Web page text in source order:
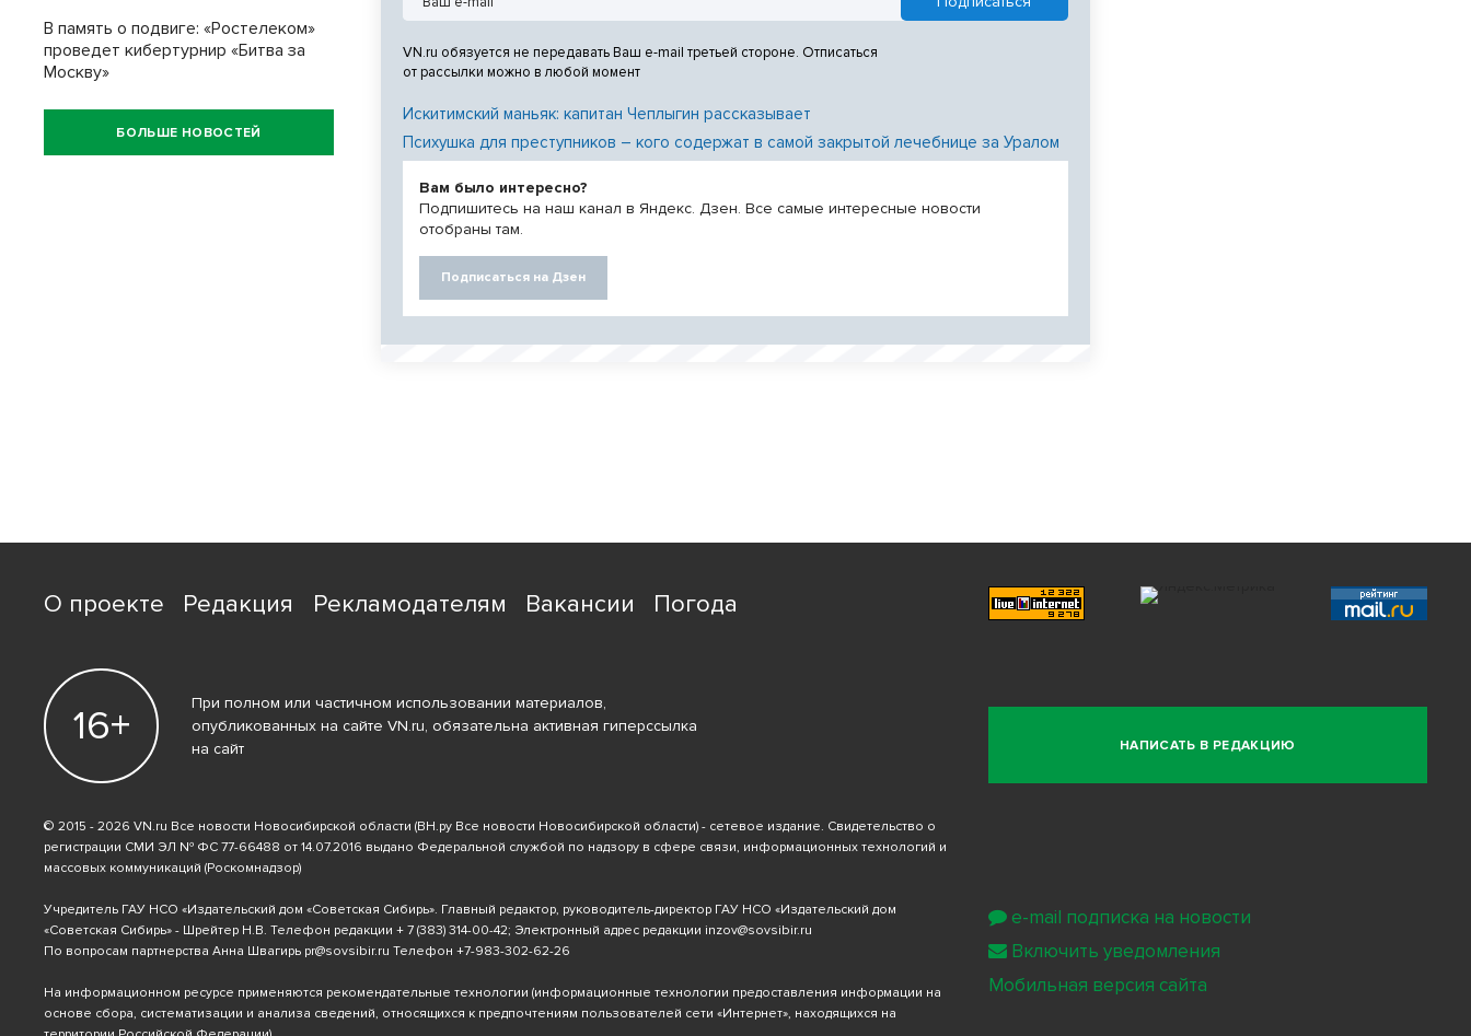
VN.ru обязуется не передавать Ваш e-mail третьей стороне. Отписаться
от рассылки можно в любой момент
Искитимский маньяк: капитан Чеплыгин рассказывает
Психушка для преступников – кого содержат в самой закрытой лечебнице за Уралом
Вам было интересно?
Подпишитесь на наш канал в Яндекс. Дзен. Все самые интересные новости
отобраны там.
Подписаться на Дзен
В память о подвиге: «Ростелеком»
проведет кибертурнир «Битва за
Москву»
БОЛЬШЕ НОВОСТЕЙ
О проекте Редакция Рекламодателям Вакансии Погода
НАПИСАТЬ В РЕДАКЦИЮ
16+
При полном или частичном использовании материалов,
опубликованных на сайте VN.ru, обязательна активная гиперссылка
на сайт
© 2015 - 2026 VN.ru Все новости Новосибирской области (ВН.ру Все новости Новосибирской области) - сетевое издание. Свидетельство о
регистрации СМИ ЭЛ № ФС 77-66488 от 14.07.2016 выдано Федеральной службой по надзору в сфере связи, информационных технологий и
массовых коммуникаций (Роскомнадзор)
Учредитель ГАУ НСО «Издательский дом «Советская Сибирь». Главный редактор, руководитель-директор ГАУ НСО «Издательский дом
«Советская Сибирь» - Шрейтер Н.В. Телефон редакции + 7 (383) 314-00-42; Электронный адрес редакции inzov@sovsibir.ru
По вопросам партнерства Анна Швагирь pr@sovsibir.ru Телефон +7-983-302-62-26
На информационном ресурсе применяются рекомендательные технологии (информационные технологии предоставления информации на
основе сбора, систематизации и анализа сведений, относящихся к предпочтениям пользователей сети «Интернет», находящихся на
e-mail подписка на новости
Включить уведомления
Мобильная версия сайта